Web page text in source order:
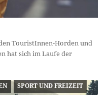
TouristInnen-Horden und
hat sich im Laufe der
SPORT UND FREIZEIT